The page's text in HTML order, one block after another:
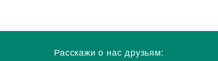
Расскажи о нас друзьям: